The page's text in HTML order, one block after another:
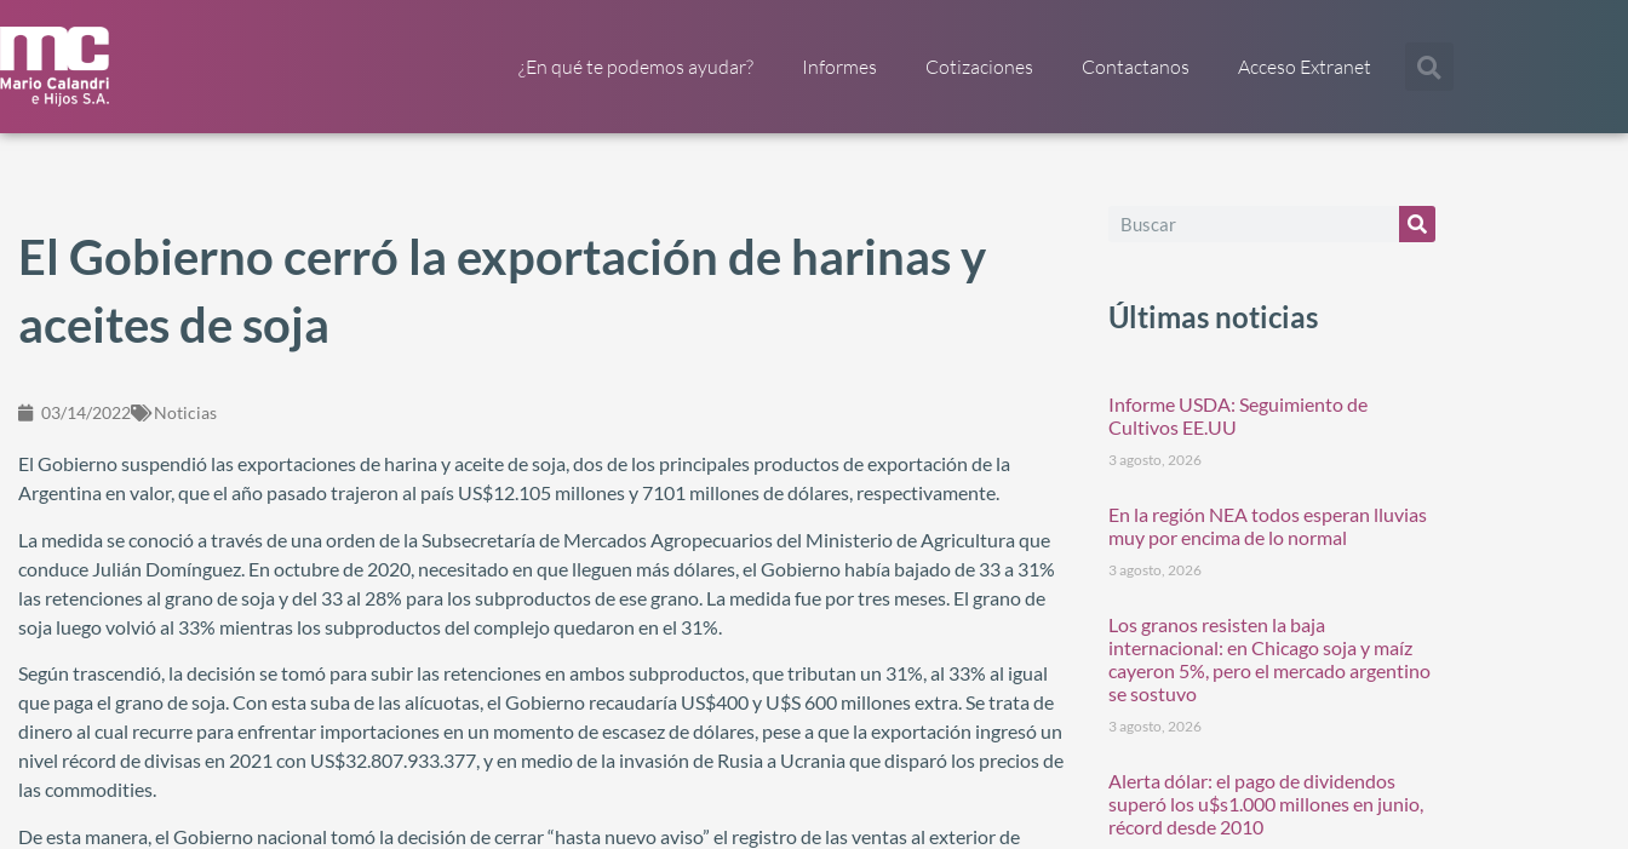
¿En qué te podemos ayudar? Informes Cotizaciones Contactanos Acceso Extranet
El Gobierno cerró la exportación de harinas y
aceites de soja
03/14/2022 Noticias
El Gobierno suspendió las exportaciones de harina y aceite de soja, dos de los principales productos de exportación de la
Argentina en valor, que el año pasado trajeron al país US$12.105 millones y 7101 millones de dólares, respectivamente.
La medida se conoció a través de una orden de la Subsecretaría de Mercados Agropecuarios del Ministerio de Agricultura que
conduce Julián Domínguez. En octubre de 2020, necesitado en que lleguen más dólares, el Gobierno había bajado de 33 a 31%
las retenciones al grano de soja y del 33 al 28% para los subproductos de ese grano. La medida fue por tres meses. El grano de
soja luego volvió al 33% mientras los subproductos del complejo quedaron en el 31%.
Según trascendió, la decisión se tomó para subir las retenciones en ambos subproductos, que tributan un 31%, al 33% al igual
que paga el grano de soja. Con esta suba de las alícuotas, el Gobierno recaudaría US$400 y U$S 600 millones extra. Se trata de
dinero al cual recurre para enfrentar importaciones en un momento de escasez de dólares, pese a que la exportación ingresó un
nivel récord de divisas en 2021 con US$32.807.933.377, y en medio de la invasión de Rusia a Ucrania que disparó los precios de
las commodities.
De esta manera, el Gobierno nacional tomó la decisión de cerrar “hasta nuevo aviso” el registro de las ventas al exterior de
Últimas noticias
Informe USDA: Seguimiento de
Cultivos EE.UU
3 agosto, 2026
En la región NEA todos esperan lluvias
muy por encima de lo normal
3 agosto, 2026
Los granos resisten la baja
internacional: en Chicago soja y maíz
cayeron 5%, pero el mercado argentino
se sostuvo
3 agosto, 2026
Alerta dólar: el pago de dividendos
superó los u$s1.000 millones en junio,
récord desde 2010